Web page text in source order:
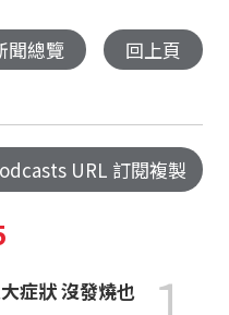
聞總覽 回上頁
URL 訂閱複製